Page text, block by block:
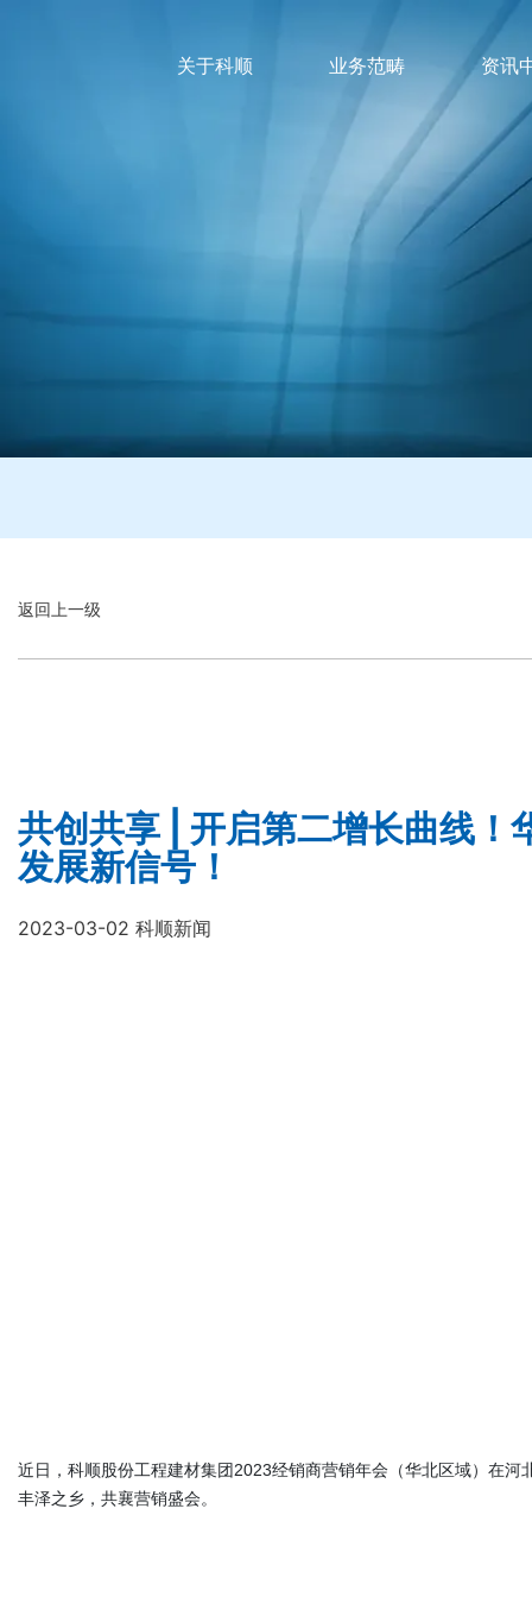
关于科顺 业务范畴 资讯
返回上一级
共创共享 | 开启第二增长曲线！
发展新信号！
2023-03-02 科顺新闻
近日，科顺股份工程建材集团2023经销商营销年会（华北区域）在
丰泽之乡，共襄营销盛会。